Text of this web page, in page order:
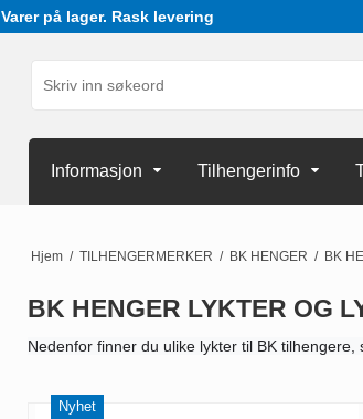
Varer på lager. Rask levering
Informasjon Tilhengerinfo
Hjem / TILHENGERMERKER / BK HENGER / BK
BK HENGER LYKTER OG
Nedenfor finner du ulike lykter til BK
Nyhet